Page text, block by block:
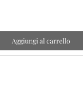
Aggiungi al carrello